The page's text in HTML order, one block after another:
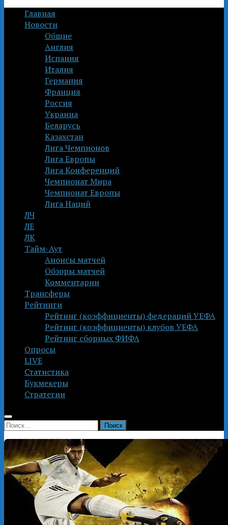
Главная
Новости
Общие
Англия
Испания
Италия
Германия
Франция
Россия
Украина
Беларусь
Казахстан
Лига Чемпионов
Лига Европы
Лига Конференций
Чемпионат Мира
Чемпионат Европы
Лига Наций
ЛЧ
ЛЕ
ЛК
Тайм-Аут
Анонсы матчей
Обзоры матчей
Комментарии
Трансферы
Рейтинги
Рейтинг (коэффициенты) федераций УЕФА
Рейтинг (коэффициенты) клубов УЕФА
Рейтинг сборных ФИФА
Опросы
LIVE
Статистика
Букмекеры
Стратегии
Найти: